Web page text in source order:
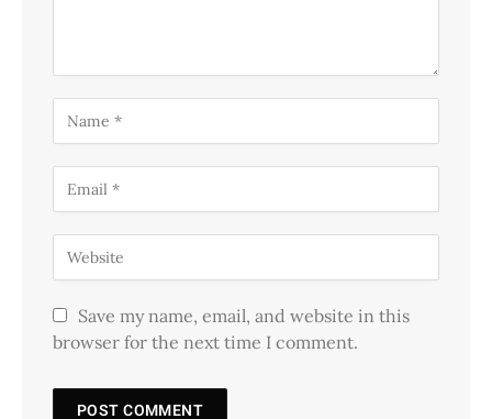
Save my name, email, and website in this
browser for the next time I comment.